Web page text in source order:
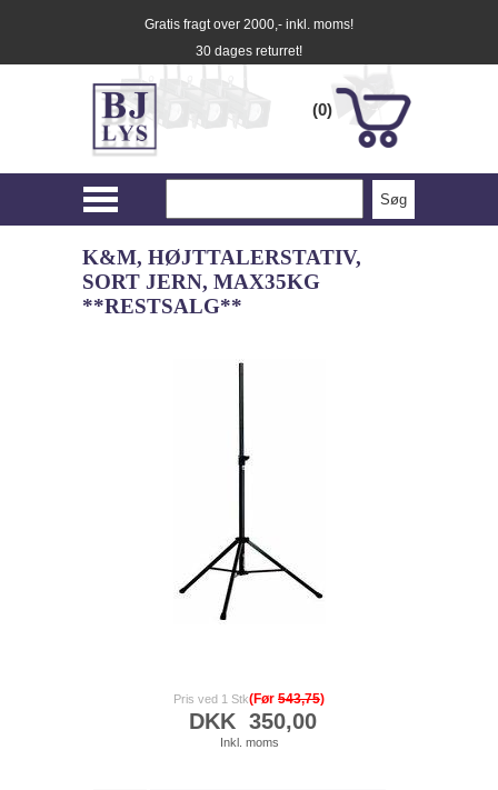
Gratis fragt over 2000,- inkl. moms!
30 dages returret!
(0)
K&M, HØJTTALERSTATIV,
SORT JERN, MAX35KG
**RESTSALG**
Pris ved 1 Stk(Før 543,75)
DKK 350,00
Inkl. moms